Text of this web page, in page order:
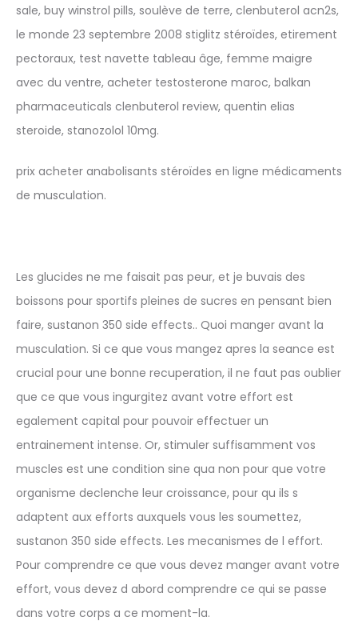
sale, buy winstrol pills, soulève de terre, clenbuterol acn2s,
le monde 23 septembre 2008 stiglitz stéroïdes, etirement
pectoraux, test navette tableau âge, femme maigre
avec du ventre, acheter testosterone maroc, balkan
pharmaceuticals clenbuterol review, quentin elias
steroide, stanozolol 10mg.
prix acheter anabolisants stéroïdes en ligne médicaments
de musculation.
Les glucides ne me faisait pas peur, et je buvais des
boissons pour sportifs pleines de sucres en pensant bien
faire, sustanon 350 side effects.. Quoi manger avant la
musculation. Si ce que vous mangez apres la seance est
crucial pour une bonne recuperation, il ne faut pas oublier
que ce que vous ingurgitez avant votre effort est
egalement capital pour pouvoir effectuer un
entrainement intense. Or, stimuler suffisamment vos
muscles est une condition sine qua non pour que votre
organisme declenche leur croissance, pour qu ils s
adaptent aux efforts auxquels vous les soumettez,
sustanon 350 side effects. Les mecanismes de l effort.
Pour comprendre ce que vous devez manger avant votre
effort, vous devez d abord comprendre ce qui se passe
dans votre corps a ce moment-la.